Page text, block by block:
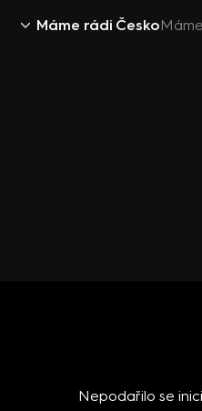
Máme rádi Česko
Nepodařilo se